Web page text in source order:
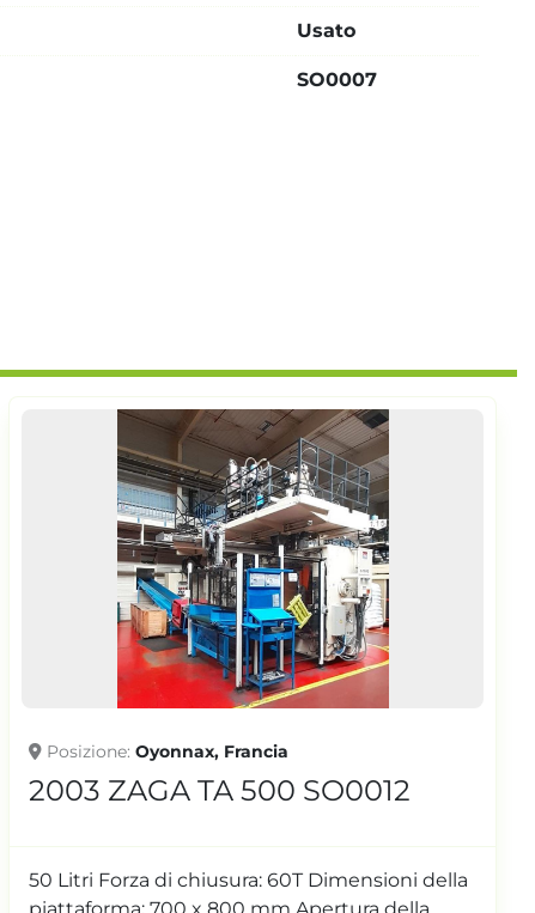
Usato
SO0007
Posizione Oyonnax, Francia
2003 ZAGA TA 500 SO0012
50 Litri Forza di chiusura: 60T Dimensioni della
piattaforma: 700 x 800 mm Apertura della